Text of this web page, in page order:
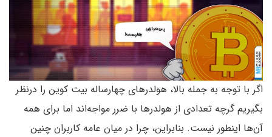
اگر با توجه به جمله بالا، هولدرهای چهارساله بیت کوین را درنظر
بگیریم گرچه تعدادی از هولدرها با ضرر مواجه‌اند اما برای همه
آن‌ها اینطور نیست. بنابراین، چرا در میان عامه کاربران چنین